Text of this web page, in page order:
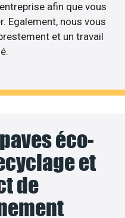
afin que vous
Egalement, nous vous
et un travail
éco-
et
de